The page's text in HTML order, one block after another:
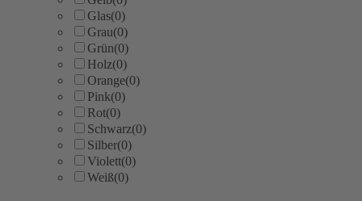
Glas(0)
Grau(0)
Grün(0)
Holz(0)
Orange(0)
Pink(0)
Rot(0)
Schwarz(0)
Silber(0)
Violett(0)
Weiß(0)